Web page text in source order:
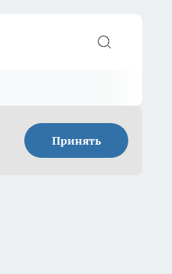
Принять